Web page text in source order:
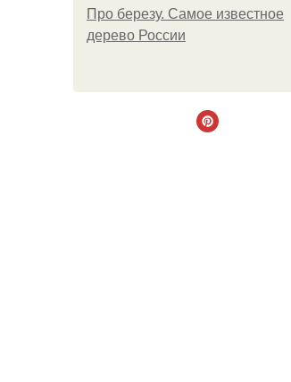
Про березу. Самое известное
дерево России